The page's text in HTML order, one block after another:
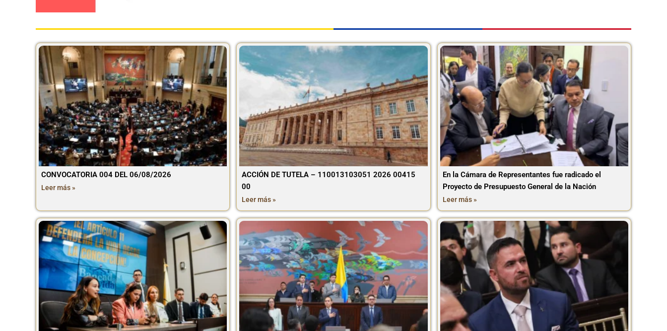
CONVOCATORIA 004 DEL 06/08/2026
Leer más »
ACCIÓN DE TUTELA – 110013103051 2026 00415
00
Leer más »
En la Cámara de Representantes fue radicado el
Proyecto de Presupuesto General de la Nación
Leer más »